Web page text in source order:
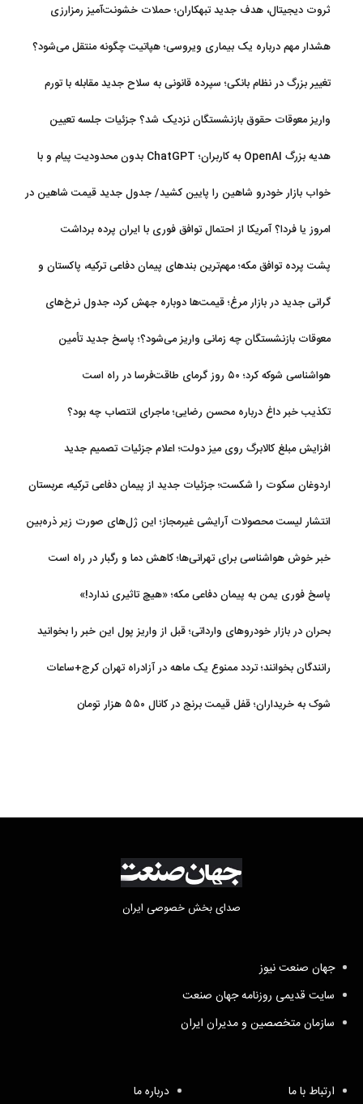
ثروت دیجیتال، هدف جدید تبهکاران؛ حملات خشونت‌آمیز رمزارزی
هشدار مهم درباره یک بیماری ویروسی؛ هپاتیت چگونه منتقل می‌شود؟
تغییر بزرگ در نظام بانکی؛ سپرده قانونی به سلاح جدید مقابله با تورم
واریز معوقات حقوق بازنشستگان نزدیک شد؟ جزئیات جلسه تعیین
هدیه بزرگ OpenAI به کاربران؛ ChatGPT بدون محدودیت پیام و با
خواب بازار خودرو شاهین را پایین کشید/ جدول جدید قیمت شاهین در
امروز یا فردا؟ آمریکا از احتمال توافق فوری با ایران پرده برداشت
پشت پرده توافق مکه؛ مهم‌ترین بندهای پیمان دفاعی ترکیه، پاکستان و
گرانی جدید در بازار مرغ؛ قیمت‌ها دوباره جهش کرد، جدول نرخ‌های
معوقات بازنشستگان چه زمانی واریز می‌شود؟؛ پاسخ جدید تأمین
هواشناسی شوکه کرد؛ ۵۰ روز گرمای طاقت‌فرسا در راه است
تکذیب خبر داغ درباره محسن رضایی؛ ماجرای انتصاب چه بود؟
افزایش مبلغ کالابرگ روی میز دولت؛ اعلام جزئیات تصمیم جدید
اردوغان سکوت را شکست؛ جزئیات جدید از پیمان دفاعی ترکیه، عربستان
انتشار لیست محصولات آرایشی غیرمجاز؛ این ژل‌های صورت زیر ذره‌بین
خبر خوش هواشناسی برای تهرانی‌ها؛ کاهش دما و رگبار در راه است
پاسخ فوری یمن به پیمان دفاعی مکه؛ «هیچ تاثیری ندارد!»
بحران در بازار خودروهای وارداتی؛ قبل از واریز پول این خبر را بخوانید
رانندگان بخوانند؛ تردد ممنوع یک ماهه در آزادراه تهران کرج+ساعات
شوک به خریداران؛ قفل قیمت برنج در کانال ۵۵۰ هزار تومان
صدای بخش خصوصی ایران
جهان صنعت نیوز
سایت قدیمی روزنامه جهان صنعت
سازمان متخصصین و مدیران ایران
ارتباط با ما درباره ما